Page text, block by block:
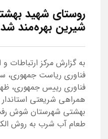
روستای شهید
شیرین بهره‌مند شد
به گزارش مرکز ارتباطات
فناوری ریاست جمهوری،
همراهی شریعتی
بهشتی شهرستان شوش
طعام آب شرب به روش